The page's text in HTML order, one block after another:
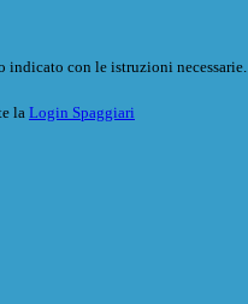
con le istruzioni necessarie.
la Login Spaggiari